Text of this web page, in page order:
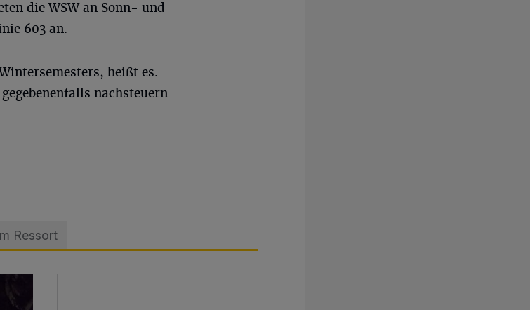
die WSW an Sonn- und
603 an.
heißt es.
nachsteuern
Ressort